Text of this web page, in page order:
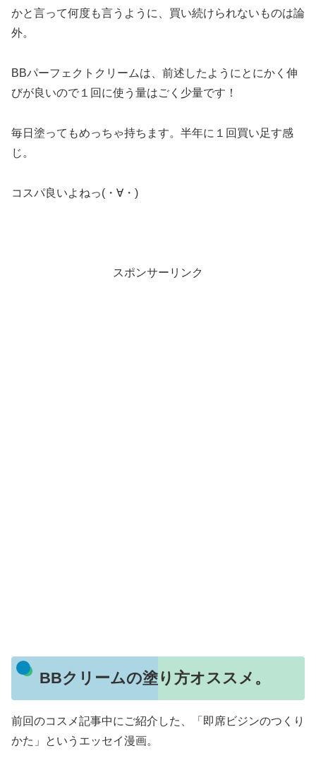
かと言って何度も言うように、買い続けられないものは論
外。
BBパーフェクトクリームは、前述したようにとにかく伸
びが良いので１回に使う量はごく少量です！
毎日塗ってもめっちゃ持ちます。半年に１回買い足す感
じ。
コスパ良いよねっ(・∀・)
スポンサーリンク
BBクリームの塗り方オススメ。
前回のコスメ記事中にご紹介した、「即席ビジンのつくり
かた」というエッセイ漫画。